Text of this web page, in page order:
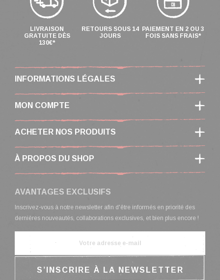
LIVRAISON
GRATUITE DÈS
130€*
RETOURS SOUS 14
JOURS
PAIEMENT EN 2 OU 3
FOIS SANS FRAIS*
INFORMATIONS LÉGALES
MON COMPTE
ACHETER NOS PRODUITS
À PROPOS DU SHOP
AVANTAGES EXCLUSIFS
Inscrivez-vous à notre newsletter afin d'être informés en priorité des
dernières nouveautés, collaborations exclusives, et bien plus encore !